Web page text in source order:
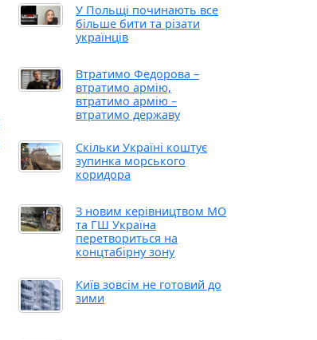
У Польщі починають все
більше бити та різати
українців
Втратимо Федорова –
втратимо армію,
втратимо армію –
втратимо державу
Скільки Україні коштує
зупинка морського
коридора
З новим керівництвом МО
та ГШ Україна
перетвориться на
концтабірну зону
Київ зовсім не готовий до
зими